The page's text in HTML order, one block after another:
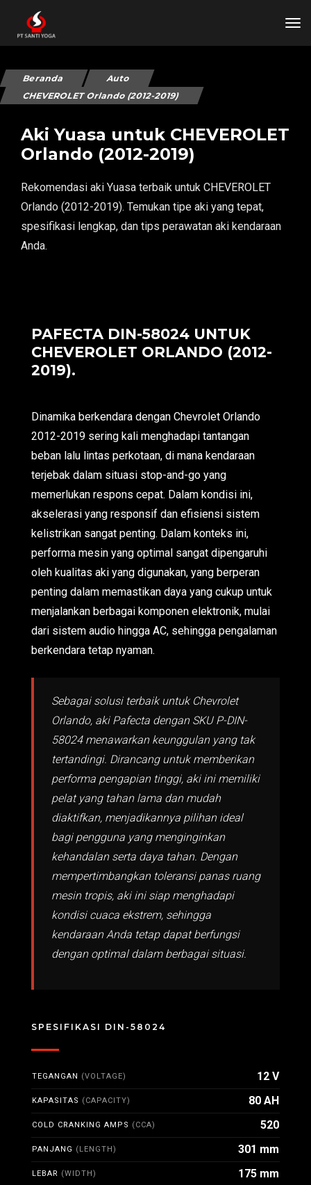
Beranda
Auto
CHEVEROLET Orlando (2012-2019)
Aki Yuasa untuk CHEVEROLET
Orlando (2012-2019)
Rekomendasi aki Yuasa terbaik untuk CHEVEROLET
Orlando (2012-2019). Temukan tipe aki yang tepat,
spesifikasi lengkap, dan tips perawatan aki kendaraan
Anda.
PAFECTA DIN-58024 UNTUK
CHEVEROLET ORLANDO (2012-
2019).
Dinamika berkendara dengan Chevrolet Orlando
2012-2019 sering kali menghadapi tantangan
beban lalu lintas perkotaan, di mana kendaraan
terjebak dalam situasi stop-and-go yang
memerlukan respons cepat. Dalam kondisi ini,
akselerasi yang responsif dan efisiensi sistem
kelistrikan sangat penting. Dalam konteks ini,
performa mesin yang optimal sangat dipengaruhi
oleh kualitas aki yang digunakan, yang berperan
penting dalam memastikan daya yang cukup untuk
menjalankan berbagai komponen elektronik, mulai
dari sistem audio hingga AC, sehingga pengalaman
berkendara tetap nyaman.
Sebagai solusi terbaik untuk Chevrolet
Orlando, aki Pafecta dengan SKU P-DIN-
58024 menawarkan keunggulan yang tak
tertandingi. Dirancang untuk memberikan
performa pengapian tinggi, aki ini memiliki
pelat yang tahan lama dan mudah
diaktifkan, menjadikannya pilihan ideal
bagi pengguna yang menginginkan
kehandalan serta daya tahan. Dengan
mempertimbangkan toleransi panas ruang
mesin tropis, aki ini siap menghadapi
kondisi cuaca ekstrem, sehingga
kendaraan Anda tetap dapat berfungsi
dengan optimal dalam berbagai situasi.
SPESIFIKASI DIN-58024
TEGANGAN (VOLTAGE) 12 V
KAPASITAS (CAPACITY) 80 AH
COLD CRANKING AMPS (CCA) 520
PANJANG (LENGTH) 301 mm
LEBAR (WIDTH) 175 mm